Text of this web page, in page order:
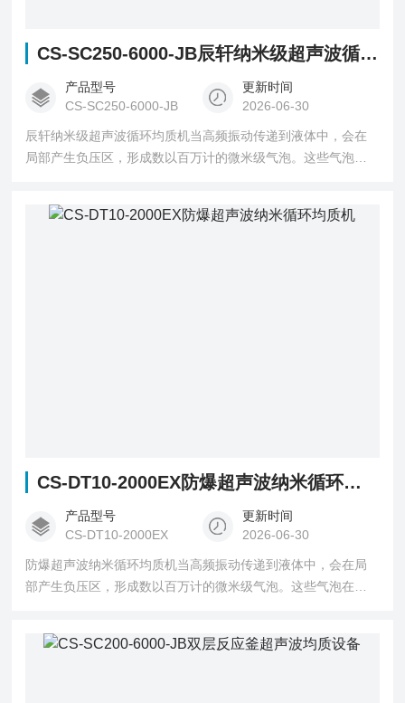
CS-SC250-6000-JB辰轩纳米级超声波循环均质机
产品型号
CS-SC250-6000-JB
更新时间
2026-06-30
辰轩纳米级超声波循环均质机当高频振动传递到液体中，会在
局部产生负压区，形成数以百万计的微米级气泡。这些气泡在
专家在工作，将团聚的颗粒打散，实现纳米级均质效果。
CS-DT10-2000EX防爆超声波纳米循环均质机
产品型号
CS-DT10-2000EX
更新时间
2026-06-30
防爆超声波纳米循环均质机当高频振动传递到液体中，会在局
部产生负压区，形成数以百万计的微米级气泡。这些气泡在正
家在工作，将团聚的颗粒打散，实现纳米级均质效果。